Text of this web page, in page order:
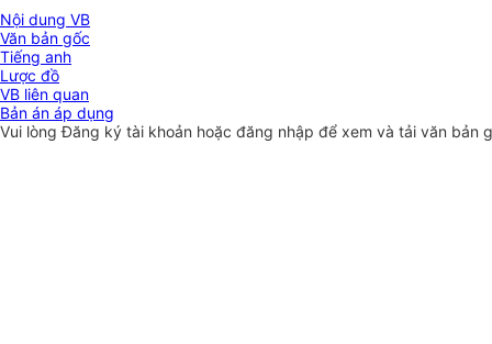
Nội dung VB
Văn bản gốc
Tiếng anh
Lược đồ
VB liên quan
Bản án áp dụng
Vui lòngĐăng ký tài khoản hoặc đăng nhập để xem và tải văn bản